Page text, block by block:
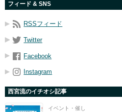
フィード & SNS
RSSフィード
Twitter
Facebook
Instagram
西宮流のイチオシ記事
イベント・催し